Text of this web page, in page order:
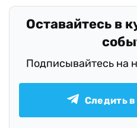
Оставайтесь в
Подписывайтесь на
Следить